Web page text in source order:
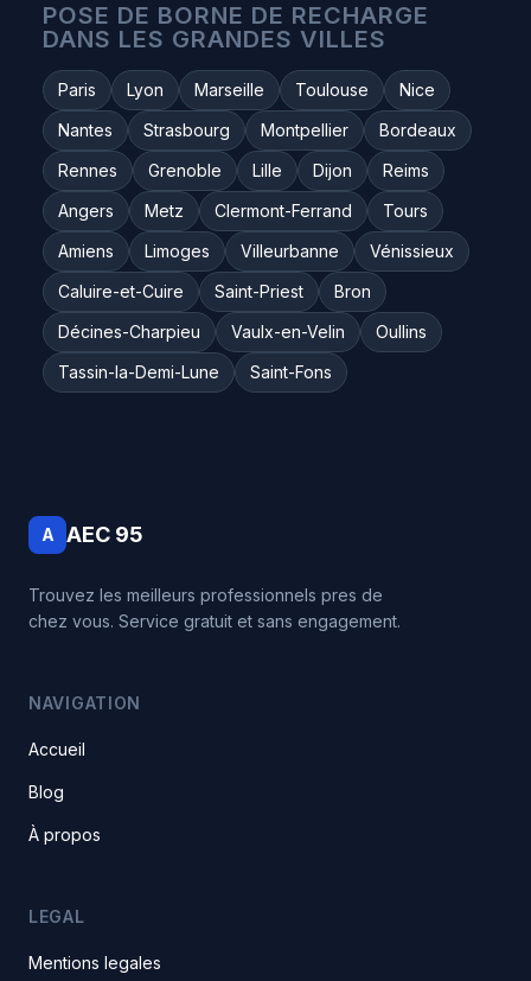
POSE DE BORNE DE RECHARGE
DANS LES GRANDES VILLES
Paris Lyon Marseille Toulouse
Nice
Nantes
Strasbourg Montpellier
Bordeaux
Rennes
Grenoble Lille Dijon
Reims
Angers
Metz Clermont-Ferrand
Tours
Amiens
Limoges Villeurbanne
Vénissieux
Caluire-et-Cuire
Saint-Priest
Bron
Décines-Charpieu
Vaulx-en-Velin
Oullins
Tassin-la-Demi-Lune
Saint-Fons
A AEC 95
Trouvez les meilleurs professionnels pres de
chez vous. Service gratuit et sans engagement.
NAVIGATION
Accueil
Blog
À propos
LEGAL
Mentions legales